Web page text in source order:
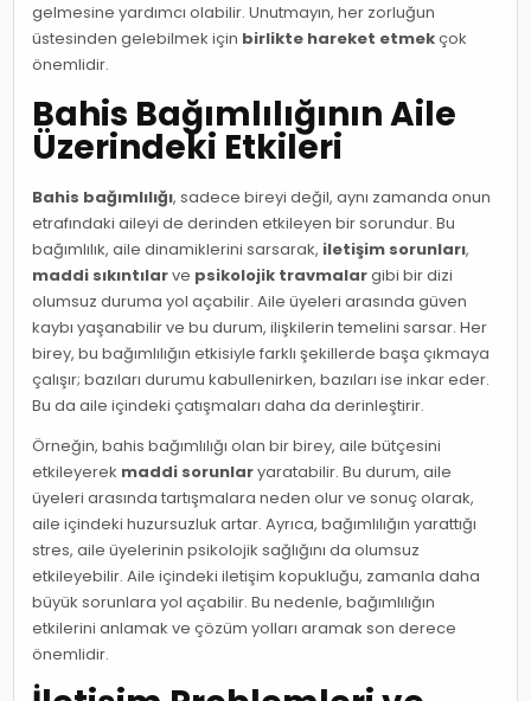
gelmesine yardımcı olabilir. Unutmayın, her zorluğun
üstesinden gelebilmek için birlikte hareket etmekçok
önemlidir.
Bahis Bağımlılığının Aile
Üzerindeki Etkileri
Bahis bağımlılığı, sadece bireyi değil, aynı zamanda onun
etrafındaki aileyi de derinden etkileyen bir sorundur. Bu
bağımlılık, aile dinamiklerini sarsarak, iletişim sorunları,
maddi sıkıntılarve psikolojik travmalargibi bir dizi
olumsuz duruma yol açabilir. Aile üyeleri arasında güven
kaybı yaşanabilir ve bu durum, ilişkilerin temelini sarsar. Her
birey, bu bağımlılığın etkisiyle farklı şekillerde başa çıkmaya
çalışır; bazıları durumu kabullenirken, bazıları ise inkar eder.
Bu da aile içindeki çatışmaları daha da derinleştirir.
Örneğin, bahis bağımlılığı olan bir birey, aile bütçesini
etkileyerek maddi sorunlaryaratabilir. Bu durum, aile
üyeleri arasında tartışmalara neden olur ve sonuç olarak,
aile içindeki huzursuzluk artar. Ayrıca, bağımlılığın yarattığı
stres, aile üyelerinin psikolojik sağlığını da olumsuz
etkileyebilir. Aile içindeki iletişim kopukluğu, zamanla daha
büyük sorunlara yol açabilir. Bu nedenle, bağımlılığın
etkilerini anlamak ve çözüm yolları aramak son derece
önemlidir.